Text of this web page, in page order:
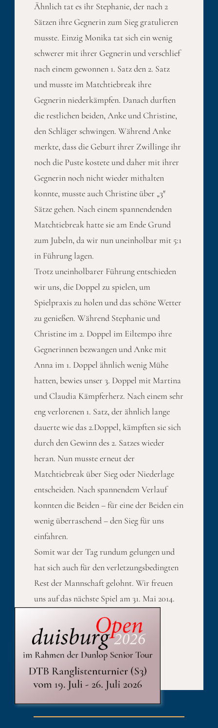
Ähnlich tat es ihr Stephanie, der nach 2
Sätzen ihre Gegnerin zum Sieg gratulieren
musste. Einzig Monika tat sich ein wenig
schwerer mit ihrer Gegnerin und verschlief
nach einem gewonnen 1. Satz den 2. Satz
und musste im Matchtiebreak ihre
Gegnerin niederkämpfen. Danach durften
die restlichen beiden, Anke und Christine,
den Schläger schwingen. Während Anke
merkte, dass die Geburt ihrer Zwillinge ihr
noch die Puste kostete und daher mit ihrer
Gegnerin noch nicht wieder mithalten
konnte, musste auch Christine über „3″
Sätze gehen. Nach einem spannendenden
Matchtiebreak hatte sie am Ende Grund
zum Jubeln, da wir nun uneinholbar mit 5:1
in Führung lagen.
Trotz uneinholbarer Führung entschieden
wir uns, die Doppel zu spielen, um
Spielpraxis zu holen und das schöne Wetter
zu genießen. Während Stephanie und
Christine im 2. Doppel im Eiltempo ihre
Gegnerinnen bezwangen und Anke mit
Anna im 1. Doppel ähnlich wenig Mühe
hatten, bewies unser 3. Doppel mit Martina
und Claudia Kämpferherz. Nach einem sehr
eng verlorenen 1. Satz, der ähnlich lange
dauerte wie das 2.Doppel, kämpften sie sich
durch den Gewinn des 2. Satzes wieder
heran. Nun musste erneut der
Matchtiebreak über Sieg oder Niederlage
entscheiden. Nach spannendem Verlauf
konnten die Beiden – für eine der Beiden ein
wenig überraschend – den Sieg für uns
einfahren.
Somit war der Tag rundum gelungen und
hat sich auch für den verletzungsbedingten
Rest der Mannschaft gelohnt. Wir freuen
uns auf das nächste Spiel am 31. Mai 2014.
Published On: 23. Mai 2014
Kategorien:Sport